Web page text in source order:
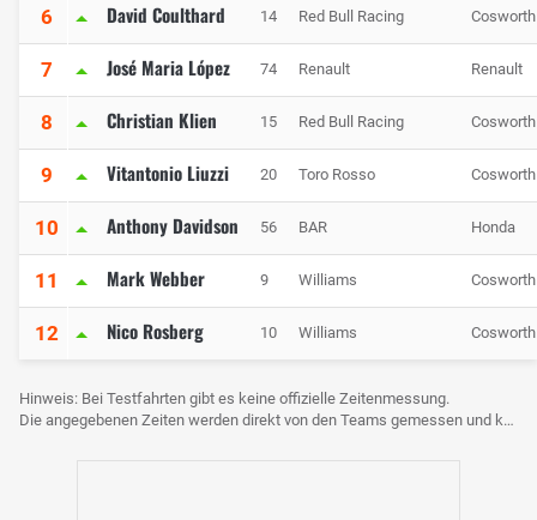
6 David Coulthard 14 Red Bull Racing Cosworth
7 José Maria López 74 Renault Renault
8 Christian Klien 15 Red Bull Racing Cosworth
9 Vitantonio Liuzzi 20 Toro Rosso Cosworth
10 Anthony Davidson 56 BAR Honda
11 Mark Webber 9 Williams
12 Nico Rosberg 10 Williams
Hinweis: Bei Testfahrten gibt es keine offizielle Zeitenmessung.
Die angegebenen Zeiten werden direkt von den Teams gemessen und können voneinander abweichen.